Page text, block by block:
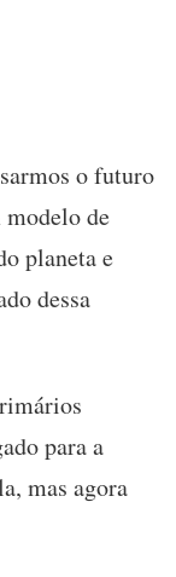
o futuro
de
planeta e
dessa
para a
mas agora